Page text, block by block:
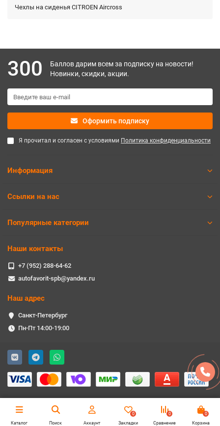
Чехлы на сиденья CITROEN Aircross
300
Баллов дарим всем за подписку на новости!
Новинки, скидки, акции.
Оформить подписку
Я прочитал и согласен с условиями Политика конфиденциальности
Информация
Ссылки на нас
Популярные категории
Наши контакты
+7 (952) 288-64-62
autofavorit-spb@yandex.ru
Наш адрес
Санкт-Петербург
Пн-Пт 14:00-19:00
Каталог Поиск Аккаунт
0
Закладки
0
Сравнение
0
Корзина